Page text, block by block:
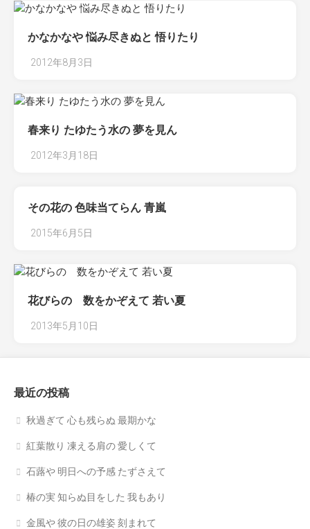
かなかなや 悩み尽きぬと 悟りたり
2012年8月3日
春来り たゆたう水の 夢を見ん
2012年3月18日
その花の 色味当てらん 青嵐
2015年6月5日
花びらの 数をかぞえて 若い夏
2013年5月10日
最近の投稿
秋過ぎて 心も残らぬ 最期かな
紅葉散り 凍える肩の 愛しくて
石蕗や 明日への予感 たずさえて
椿の実 知らぬ目をした 我もあり
金風や 彼の日の雄姿 刻まれて